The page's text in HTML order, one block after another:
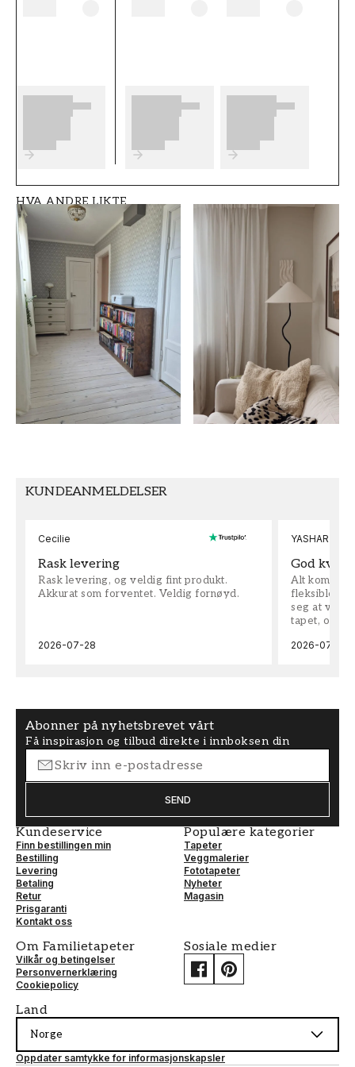
Produktdetaljer
FT05B6-1042301-0
FARGE
Grå 50
TAPETTYPE
Non-Woven
MØNSTERJUSTERING
ROM
Soverom
MERKEVARE
Scandza
Moderne, Svensk
BREDDE (m)
0,5
HVA ANDRE LIKTE
KUNDEANMELDELSER
Cecilie
Rask levering
Rask levering, og veldig fint produkt.
Akkurat som forventet. Veldig fornøyd.
2026-07-28
YASHAR
God
Alt kom
fleksible på
seg at vi
tapet, og
2026-07-04
Abonner på nyhetsbrevet vårt
Få inspirasjon og tilbud direkte i innboksen din
SEND
Kundeservice
Finn bestillingen min
Bestilling
Levering
Betaling
Retur
Prisgaranti
Kontakt oss
Populære kategorier
Tapeter
Veggmalerier
Fototapeter
Nyheter
Magasin
Om Familietapeter
Vilkår og betingelser
Personvernerklæring
Cookiepolicy
Sosiale medier
Land
Norge
Oppdater samtykke for informasjonskapsler